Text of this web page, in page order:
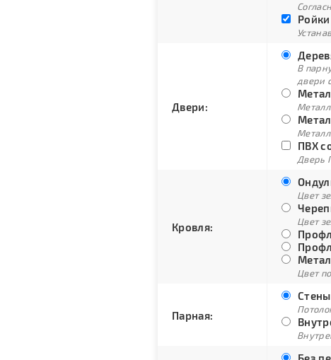
Двери:
В
двери
ПВХ
Дверь
Кровля:
Цвет
Цвет
Цвет
Парная:
Стены